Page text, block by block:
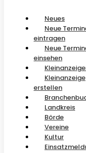
Neues
Neue
eintragen
Neue
einsehen
Kleinanzeige
erstellen
Landkreis
Börde
Vereine
Kultur